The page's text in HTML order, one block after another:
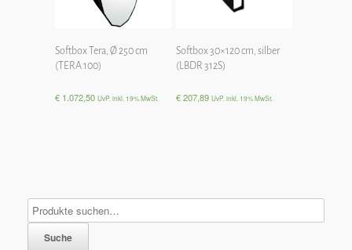
Softbox Tera, Ø 250 cm
(TERA 100)
€ 1.072,50 UvP. inkl. 19% MwSt.
Softbox 30×120 cm, silber
(LBDR 312S)
€207,89 UvP. inkl. 19% MwSt.
Suche